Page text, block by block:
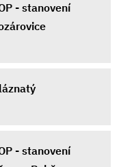
- stanovení
- stanovení